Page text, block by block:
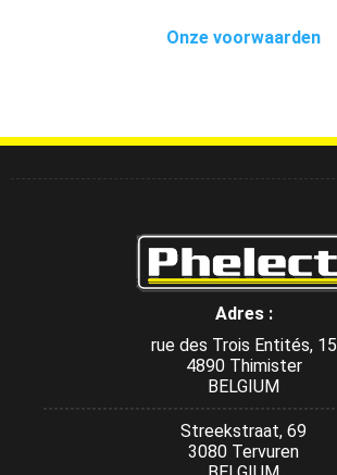
Onze voorwaarden
Adres :
rue des Trois Entités, 15
4890 Thimister
BELGIUM
Streekstraat, 69
3080 Tervuren